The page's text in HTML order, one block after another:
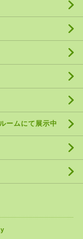
ムにて展示中